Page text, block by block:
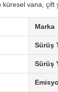
vana,
Marka
Sürüş
Sürüş